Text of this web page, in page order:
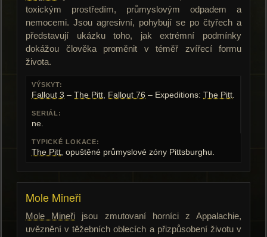
toxickým prostředím, průmyslovým odpadem a
nemocemi. Jsou agresivní, pohybují se po čtyřech a
představují ukázku toho, jak extrémní podmínky
dokážou člověka proměnit v téměř zvířecí formu
života.
VÝSKYT:
Fallout 3 – The Pitt, Fallout 76 – Expeditions: The Pitt.
SERIÁL:
ne.
TYPICKÉ LOKACE:
The Pitt, opuštěné průmyslové zóny Pittsburghu.
Mole Mineři
Mole Mineři jsou zmutovaní horníci z Appalachie,
uvěznění v těžebních oblecích a přizpůsobení životu v